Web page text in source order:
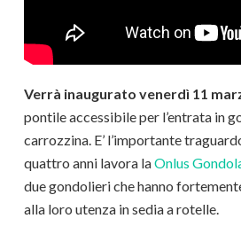
Verrà inaugurato venerdì 11
pontile accessibile per l’entrata in
carrozzina. E’ l’importante
quattro anni lavora laOnlus
due gondolieri che hanno
alla loro utenza in sedia a rotelle.